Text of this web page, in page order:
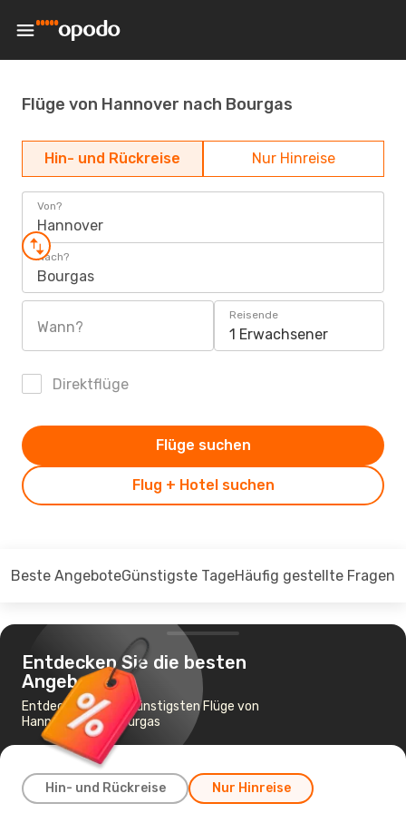
Flüge von Hannover nach Bourgas
Hin- und Rückreise Nur Hinreise
Von?
Hannover
Nach?
Bourgas
Wann?
Reisende
1 Erwachsener
Direktflüge
Flug + Hotel suchen
Flüge suchen
Beste AngeboteGünstigste TageHäufig gestellte Fragen
Entdecken Sie die besten
Angebote
Entdecken Sie die günstigsten Flüge von
Hannover nach Bourgas
Hin- und Rückreise Nur Hinreise